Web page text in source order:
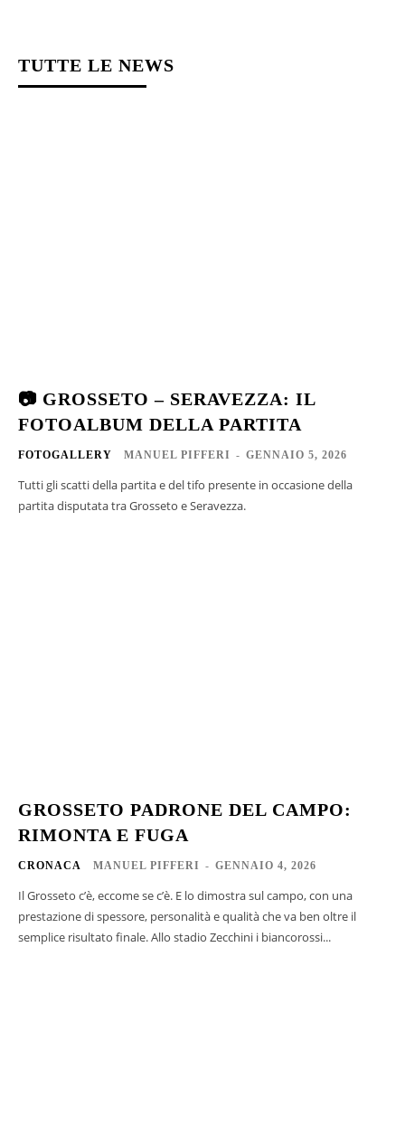
TUTTE LE NEWS
📷 GROSSETO – SERAVEZZA: IL
FOTOALBUM DELLA PARTITA
FOTOGALLERY MANUEL PIFFERI - GENNAIO 5, 2026
Tutti gli scatti della partita e del tifo presente in occasione della
partita disputata tra Grosseto e Seravezza.
GROSSETO PADRONE DEL CAMPO:
RIMONTA E FUGA
CRONACA MANUEL PIFFERI - GENNAIO 4, 2026
Il Grosseto c’è, eccome se c’è. E lo dimostra sul campo, con una
prestazione di spessore, personalità e qualità che va ben oltre il
semplice risultato finale. Allo stadio Zecchini i biancorossi...